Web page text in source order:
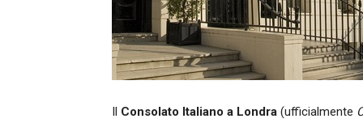
Il Consolato Italiano a Londra (ufficialmente